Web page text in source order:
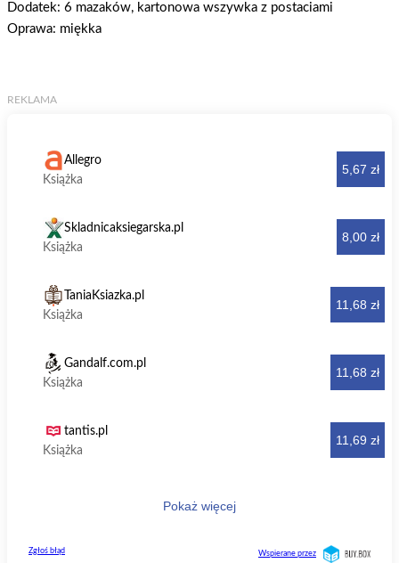
Dodatek: 6 mazaków, kartonowa wszywka z postaciami
Oprawa: miękka